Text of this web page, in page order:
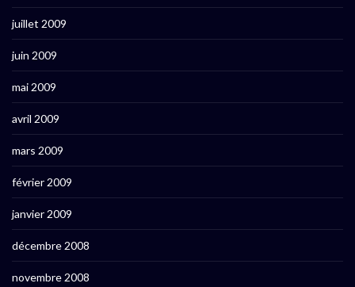
juillet 2009
juin 2009
mai 2009
avril 2009
mars 2009
février 2009
janvier 2009
décembre 2008
novembre 2008